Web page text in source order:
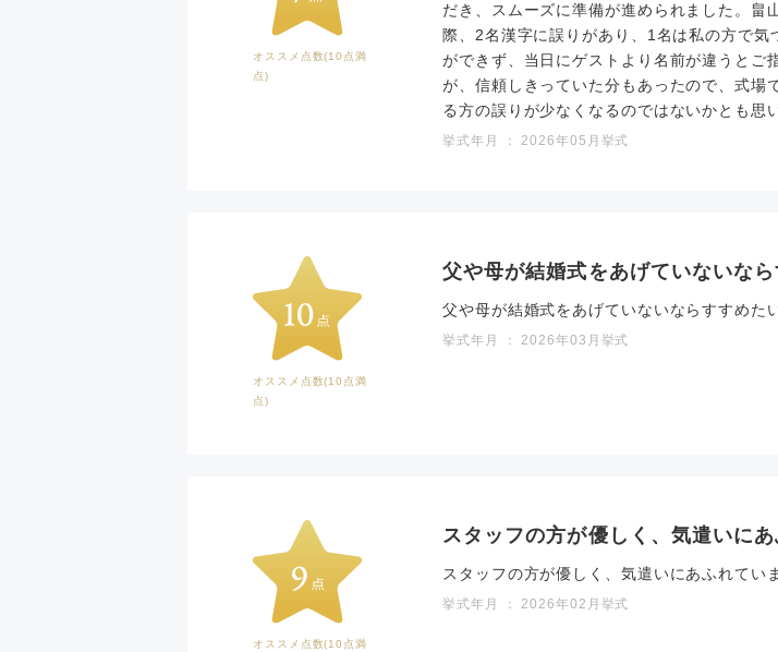
オススメ点数(10点満
点)
だき、スムーズに準備が進められました。畠
際、2名漢字に誤りがあり、1名は私の方で
ができず、当日にゲストより名前が違うとご
が、信頼しきっていた分もあったので、式場
る方の誤りが少なくなるのではないかとも思
挙式年月 ： 2026年05月挙式
オススメ点数(10点満
点)
父や母が結婚式をあげていないな
父や母が結婚式をあげていないならすすめた
挙式年月 ： 2026年03月挙式
オススメ点数(10点満
スタッフの方が優しく、気遣いに
スタッフの方が優しく、気遣いにあふれてい
挙式年月 ： 2026年02月挙式